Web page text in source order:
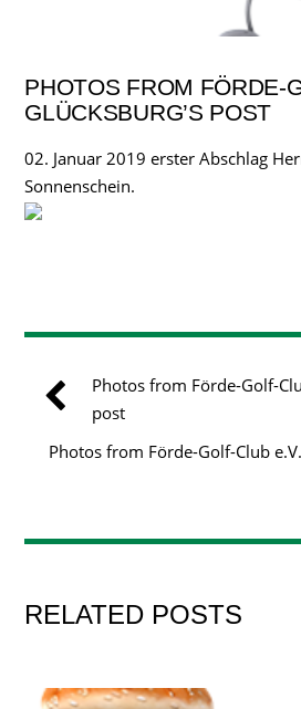
PHOTOS FROM FÖRDE-
GLÜCKSBURG’S POST
02. Januar 2019 erster Abschlag
Sonnenschein.
Photos from Förde-Golf-
post
Photos from Förde-Golf-Club
RELATED POSTS